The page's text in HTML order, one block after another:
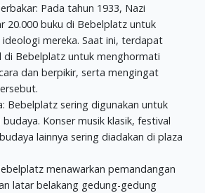
Pada tahun 1933, Nazi
20.000 buku di Bebelplatz untuk
mereka. Saat ini, terdapat
di Bebelplatz untuk menghormati
dan berpikir, serta mengingat
Bebelplatz sering digunakan untuk
Konser musik klasik, festival
lainnya sering diadakan di plaza
menawarkan pemandangan
latar belakang gedung-gedung